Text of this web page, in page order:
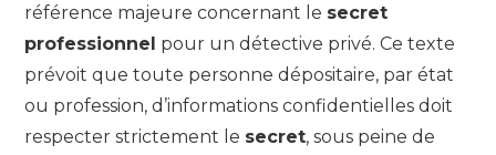
référence majeure concernant le secret
professionnel pour un détective privé. Ce texte
prévoit que toute personne dépositaire, par état
ou profession, d’informations confidentielles doit
respecter strictement le secret, sous peine de